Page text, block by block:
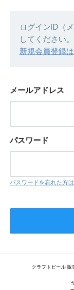
ログインID（
してください。
新規会員登録
メールアドレス
パスワード
パスワードを忘れた方
クラフトビール 販